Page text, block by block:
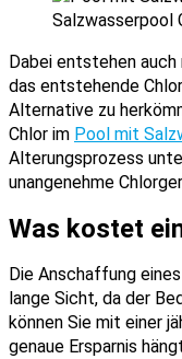
Salzwasserpool
Dabei entstehen
das entstehende
Alternative zu
Chlor im Pool mit
Alterungsprozess
unangenehme
Was kostet
Die Anschaffung eines
lange Sicht, da der
können Sie mit einer
genaue Ersparnis